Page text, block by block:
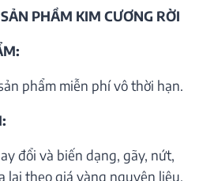
PHẦM KIM CƯƠNG RỜI
phẩm miễn phí vô thời hạn.
đổi và biến dạng, gãy, nứt,
lại theo giá vàng nguyên liệu.